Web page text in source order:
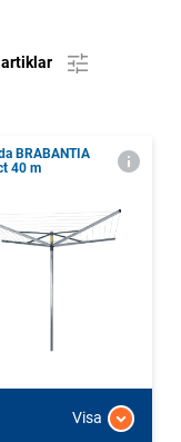
BRABANTIA
40 m
Visa